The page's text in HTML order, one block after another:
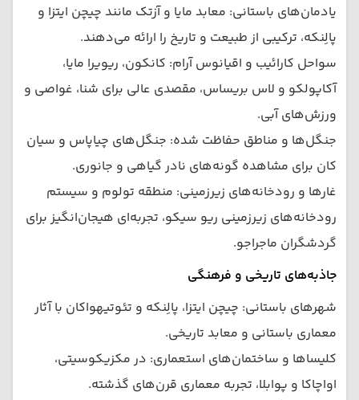
یادمان‌های باستانی: معابد مایا و آزتک مانند چیچن ایتزا و
پالِنکه، ترکیبی از طبیعت و تاریخ را ارائه می‌دهند.
سواحل کارائیب و اقیانوس آرام: کانکون، ریویرا مایا،
آکاپولکو و لاس بریساس، مقصدی عالی برای شنا، غواصی و
ورزش‌های آبی.
جنگل‌ها و مناطق حفاظت شده: جنگل‌های چیاپاس و سیان
کان برای مشاهده گونه‌های نادر گیاهی و جانوری.
غارها و رودخانه‌های زیرزمینی: منطقه تولوم و سیستم
رودخانه‌های زیرزمینی ریو سیکو، تجربه‌ای هیجان‌انگیز برای
گردشگران ماجراجو.
جاذبه‌های تاریخی و فرهنگی
شهرهای باستانی: چیچن ایتزا، پالِنکه و تئوتیهواکان با آثار
معماری باستانی و معابد تاریخی.
کلیساها و ساختمان‌های استعماری: در مکزیکوسیتی،
اواچاکا و پوا‌بلا، تجربه معماری قرن‌های گذشته.